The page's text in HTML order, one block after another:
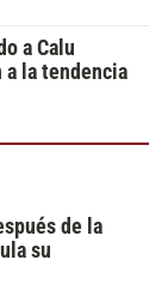
a Calu
a la tendencia
de la
su